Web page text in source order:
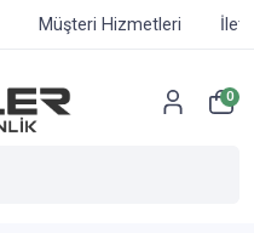
Müşteri Hizmetleri
0